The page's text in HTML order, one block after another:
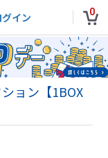
グイン 0
ョン【1BOX